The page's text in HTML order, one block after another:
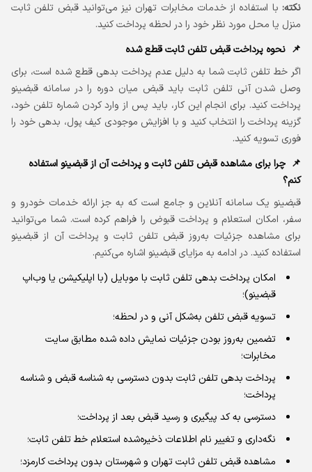
نکته: با استفاده از خدمات مخابرات تهران نیز می‌توانید قبض تلفن ثابت
منزل یا محل مورد نظر خود را در لحظه پرداخت کنید.
نحوه پرداخت قبض تلفن ثابت قطع شده
اگر خط تلفن ثابت شما به دلیل عدم پرداخت بدهی قطع شده است، برای
وصل شدن آنی تلفن ثابت باید قبض میان دوره را در سامانه قبضینو
پرداخت کنید. برای انجام این کار، باید پس از وارد کردن شماره تلفن خود،
گزینه پرداخت را انتخاب کنید و با افزایش موجودی کیف پول، بدهی خود را
فوری تسویه کنید.
چرا برای مشاهده قبض تلفن ثابت و پرداخت آن از قبضینو استفاده
کنم؟
قبضینو یک سامانه آنلاین و جامع است که به جز ارائه خدمات خودرو و
سفر، امکان استعلام و پرداخت قبوض را فراهم کرده است. شما می‌توانید
برای مشاهده جزئیات به‌روز قبض تلفن ثابت و پرداخت آن از قبضینو
استفاده کنید. در ادامه به مزایای قبضینو اشاره می‌کنیم.
امکان پرداخت بدهی تلفن ثابت با موبایل (با اپلیکیشن یا وب‌اپ
قبضینو)؛
تسویه قبض تلفن به‌شکل آنی و در لحظه؛
تضمین به‌روز بودن جزئیات نمایش داده شده مطابق سایت
مخابرات؛
پرداخت بدهی تلفن ثابت بدون دسترسی به شناسه قبض و شناسه
پرداخت؛
دسترسی به کد پیگیری و رسید قبض بعد از پرداخت؛
نگه‌داری و تغییر نام اطلاعات ذخیره‌شده استعلام خط تلفن ثابت؛
مشاهده قبض تلفن ثابت تهران و شهرستان بدون پرداخت کارمزد؛